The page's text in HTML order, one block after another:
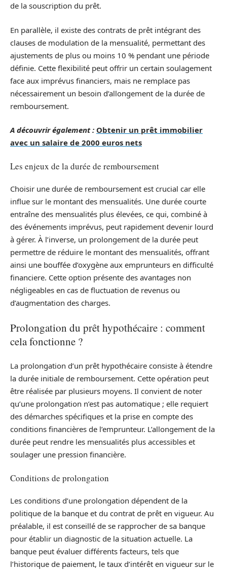
de la souscription du prêt.
En parallèle, il existe des contrats de prêt intégrant des
clauses de modulation de la mensualité, permettant des
ajustements de plus ou moins 10 % pendant une période
définie. Cette flexibilité peut offrir un certain soulagement
face aux imprévus financiers, mais ne remplace pas
nécessairement un besoin d’allongement de la durée de
remboursement.
A découvrir également : Obtenir un prêt immobilier
avec un salaire de 2000 euros nets
Les enjeux de la durée de remboursement
Choisir une durée de remboursement est crucial car elle
influe sur le montant des mensualités. Une durée courte
entraîne des mensualités plus élevées, ce qui, combiné à
des événements imprévus, peut rapidement devenir lourd
à gérer. À l’inverse, un prolongement de la durée peut
permettre de réduire le montant des mensualités, offrant
ainsi une bouffée d’oxygène aux emprunteurs en difficulté
financiere. Cette option présente des avantages non
négligeables en cas de fluctuation de revenus ou
d’augmentation des charges.
Prolongation du prêt hypothécaire : comment
cela fonctionne ?
La prolongation d’un prêt hypothécaire consiste à étendre
la durée initiale de remboursement. Cette opération peut
être réalisée par plusieurs moyens. Il convient de noter
qu’une prolongation n’est pas automatique ; elle requiert
des démarches spécifiques et la prise en compte des
conditions financières de l’emprunteur. L’allongement de la
durée peut rendre les mensualités plus accessibles et
soulager une pression financière.
Conditions de prolongation
Les conditions d’une prolongation dépendent de la
politique de la banque et du contrat de prêt en vigueur. Au
préalable, il est conseillé de se rapprocher de sa banque
pour établir un diagnostic de la situation actuelle. La
banque peut évaluer différents facteurs, tels que
l’historique de paiement, le taux d’intérêt en vigueur sur le